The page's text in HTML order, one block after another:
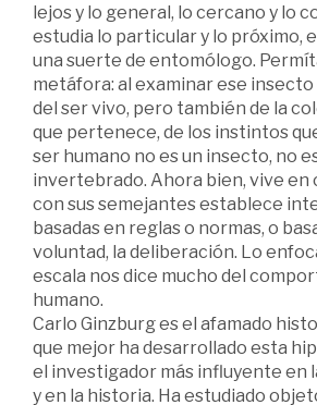
lejos y lo general, lo cercano y lo
estudia lo particular y lo próximo,
una suerte de entomólogo.
metáfora: al examinar ese
del ser vivo, pero también de la
que pertenece, de los instintos
ser humano no es un insecto, no
invertebrado. Ahora bien, vive en
con sus semejantes establece
basadas en reglas o normas, o
voluntad, la deliberación. Lo
escala nos dice mucho del
humano.
Carlo Ginzburg es el afamado
que mejor ha desarrollado esta
el investigador más influyente en
y en la historia. Ha estudiado